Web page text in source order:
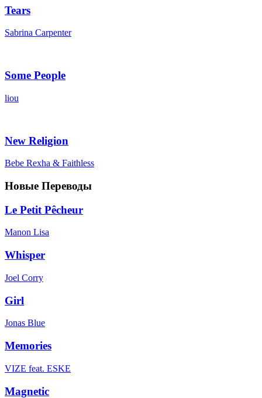
Tears
Sabrina Carpenter
Some People
liou
New Religion
Bebe Rexha & Faithless
Новые Переводы
Le Petit Pêcheur
Manon Lisa
Whisper
Joel Corry
Girl
Jonas Blue
Memories
VIZE feat. ESKE
Magnetic